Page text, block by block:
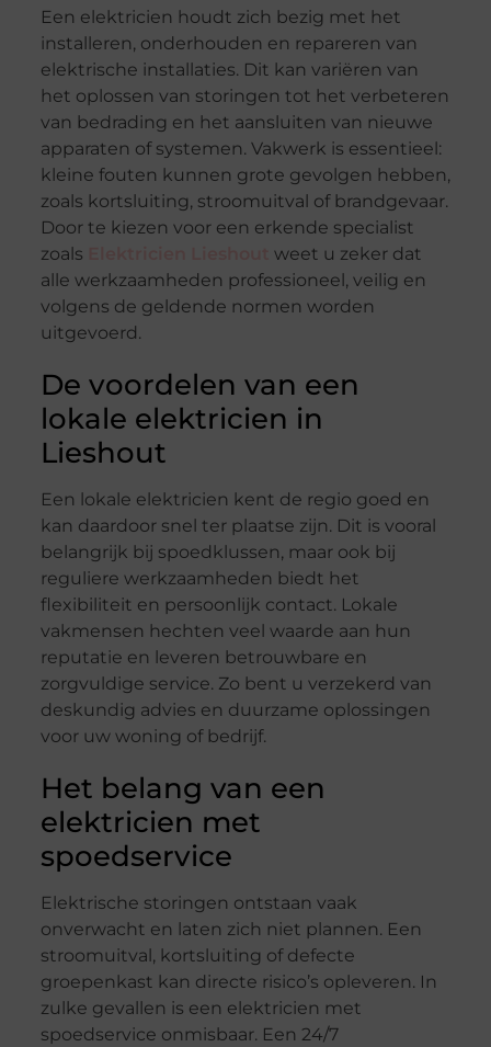
Een elektricien houdt zich bezig met het
installeren, onderhouden en repareren van
elektrische installaties. Dit kan variëren van
het oplossen van storingen tot het verbeteren
van bedrading en het aansluiten van nieuwe
apparaten of systemen. Vakwerk is essentieel:
kleine fouten kunnen grote gevolgen hebben,
zoals kortsluiting, stroomuitval of brandgevaar.
Door te kiezen voor een erkende specialist
zoals
weet u zeker dat
alle werkzaamheden professioneel, veilig en
volgens de geldende normen worden
uitgevoerd.
De voordelen van een
lokale elektricien in
Lieshout
Een lokale elektricien kent de regio goed en
kan daardoor snel ter plaatse zijn. Dit is vooral
belangrijk bij spoedklussen, maar ook bij
reguliere werkzaamheden biedt het
flexibiliteit en persoonlijk contact. Lokale
vakmensen hechten veel waarde aan hun
reputatie en leveren betrouwbare en
zorgvuldige service. Zo bent u verzekerd van
deskundig advies en duurzame oplossingen
voor uw woning of bedrijf.
Het belang van een
elektricien met
spoedservice
Elektrische storingen ontstaan vaak
onverwacht en laten zich niet plannen. Een
stroomuitval, kortsluiting of defecte
groepenkast kan directe risico’s opleveren. In
zulke gevallen is een elektricien met
spoedservice onmisbaar. Een 24/7